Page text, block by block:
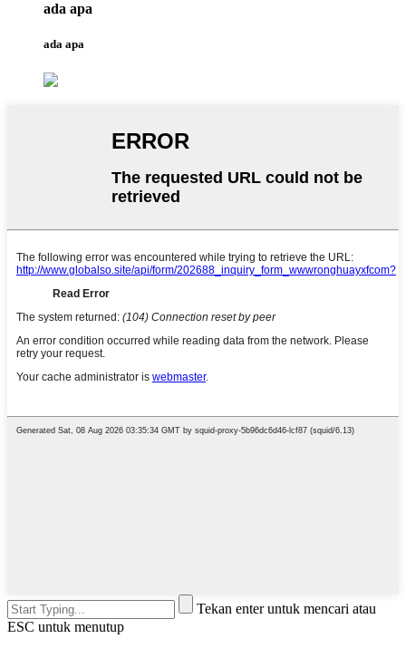
ada apa
ada apa
Tekan enter untuk mencari atau
ESC untuk menutup